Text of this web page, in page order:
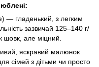
— гладенький, з легким
зазвичай 125–140 г/
але міцний.
яскравий малюнок
сімей з дітьми чи просто